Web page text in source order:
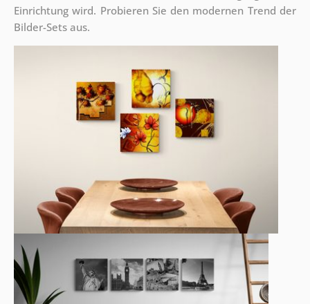
Einrichtung wird. Probieren Sie den modernen Trend der
Bilder-Sets aus.